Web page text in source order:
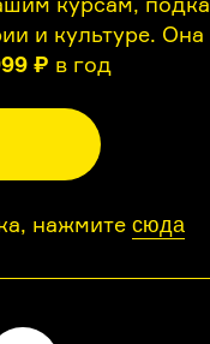
и культуре. Она
₽ в год
нажмите сюда